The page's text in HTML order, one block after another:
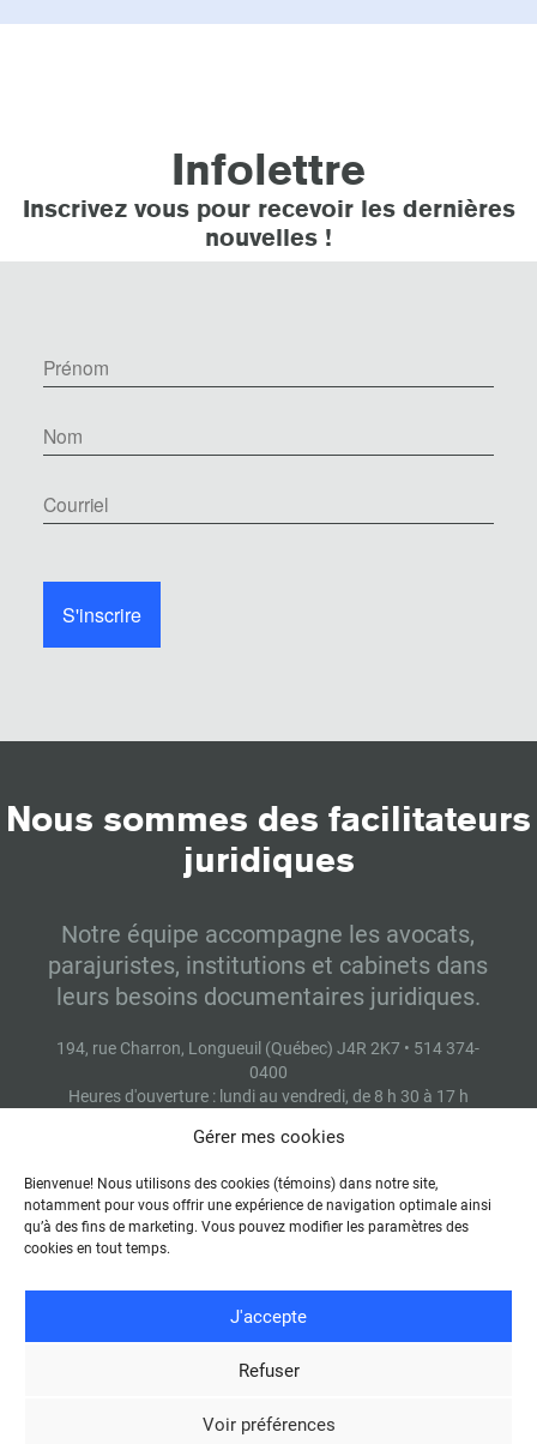
Gérer mes cookies
Bienvenue! Nous utilisons des cookies (témoins) dans notre site,
notamment pour vous offrir une expérience de navigation optimale ainsi
qu’à des fins de marketing. Vous pouvez modifier les paramètres des
cookies en tout temps.
J'accepte
Refuser
Voir préférences
Infolettre
Inscrivez vous pour recevoir les dernières
nouvelles !
Nous sommes des facilitateurs
juridiques
Notre équipe accompagne les avocats,
parajuristes, institutions et cabinets dans
leurs besoins documentaires juridiques.
194, rue Charron, Longueuil (Québec) J4R 2K7 • 514 374-
0400
Heures d'ouverture : lundi au vendredi, de 8 h 30 à 17 h
Contactez-nous
Conditions d'utilisation-